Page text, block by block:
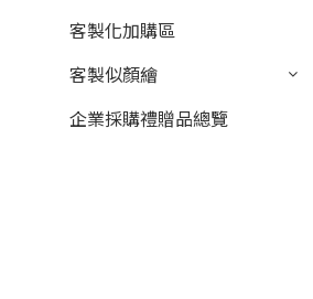
客製化加購區
客製似顏繪
企業採購禮贈品總覽